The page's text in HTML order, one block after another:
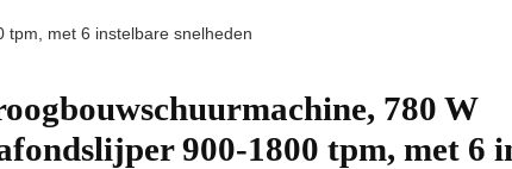
tpm, met 6 instelbare snelheden
780 W
900-1800 tpm, met 6